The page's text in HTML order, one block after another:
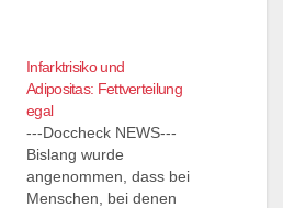
Infarktrisiko und
Adipositas: Fettverteilung
egal
---Doccheck NEWS---
Bislang wurde
angenommen, dass bei
Menschen, bei denen